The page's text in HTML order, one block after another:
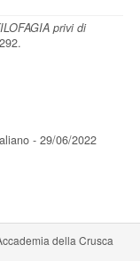
privi di
- 29/06/2022
della Crusca